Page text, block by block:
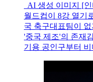
AI 생성 이미지 [
월드컵이 8강 열기
국 축구대표팀이
'중국 제조'의 존재
기용 공인구부터